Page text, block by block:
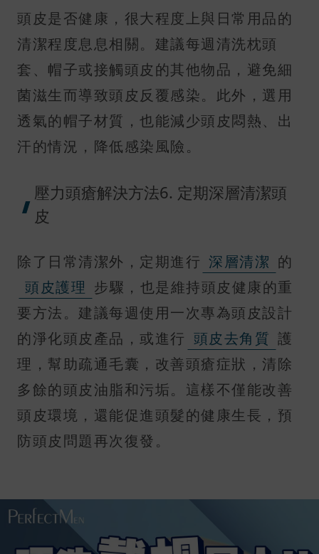
頭皮是否健康，很大程度上與日常用品的
清潔程度息息相關。建議每週清洗枕頭
套、帽子或接觸頭皮的其他物品，避免細
菌滋生而導致頭皮反覆感染。此外，選用
透氣的帽子材質，也能減少頭皮悶熱、出
汗的情況，降低感染風險。
壓力頭瘡解決方法6. 定期深層清潔頭
皮
除了日常清潔外，定期進行 深層清潔 的
頭皮護理 步驟，也是維持頭皮健康的重
要方法。建議每週使用一次專為頭皮設計
的淨化頭皮產品，或進行 頭皮去角質 護
理，幫助疏通毛囊，改善頭瘡症狀，清除
多餘的頭皮油脂和污垢。這樣不僅能改善
頭皮環境，還能促進頭髮的健康生長，預
防頭皮問題再次復發。